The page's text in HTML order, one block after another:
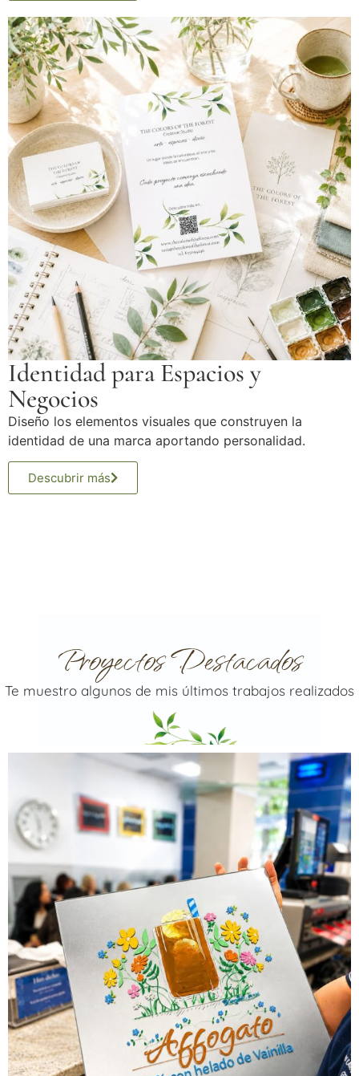
Identidad para Espacios y
Negocios
Diseño los elementos visuales que construyen la
identidad de una marca aportando personalidad.
Descubrir más
Proyectos Destacados
Te muestro algunos de mis últimos trabajos realizados